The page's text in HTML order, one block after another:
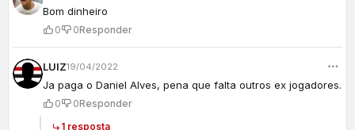
Bom dinheiro
0 0Responder
LUIZ19/04/2022
Ja paga o Daniel Alves, pena que falta outros ex jogadores.
0 0Responder
1 resposta